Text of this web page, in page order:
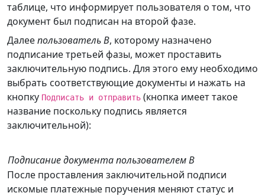
таблице, что информирует пользователя о том, что
документ был подписан на второй фазе.
Далеепользователь В, которому назначено
подписание третьей фазы, может проставить
заключительную подпись. Для этого ему необходимо
выбрать соответствующие документы и нажать на
кнопку Подписать и отправить (кнопка имеет такое
название поскольку подпись является
заключительной):
Подписание документа пользователем В
После проставления заключительной подписи
искомые платежные поручения меняют статус и